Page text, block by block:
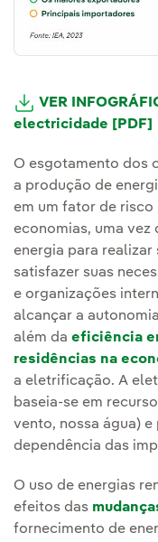
VER
electricidade [PDF]
O esgotamento dos
a produção de
em um fator de
economias, uma vez
energia para
satisfazer suas
e organizações
alcançar a
além da eficiência
residências na
a eletrificação. A
baseia-se em
vento, nossa água)
dependência das
O uso de energias
efeitos das
fornecimento de